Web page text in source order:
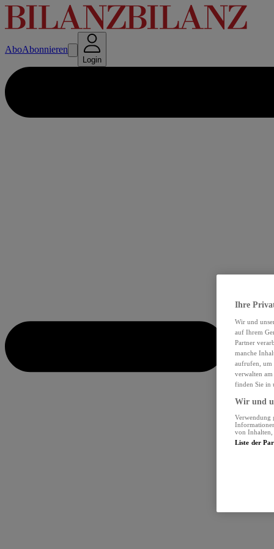
AboAbonnieren
Login
Ihre
Wir und
auf Ihrem
Partner
manche
aufrufen, um
verwalten
finden Sie in
Wir und
Verwendung
von Inhalten,
Liste der